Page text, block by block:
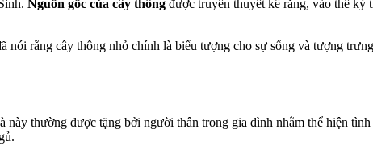
Nguồn gốc của cây thông được truyền thuyết kể rằng, vào thế
nói rằng cây thông nhỏ chính là biểu tượng cho sự sống và tượng
thường được tặng bởi người thân trong gia đình nhằm thể hiện